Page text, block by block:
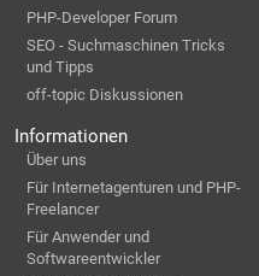
PHP-Developer Forum
SEO - Suchmaschinen Tricks
und Tipps
off-topic Diskussionen
Informationen
Über uns
Für Internetagenturen und PHP-
Freelancer
Für Anwender und
Softwareentwickler